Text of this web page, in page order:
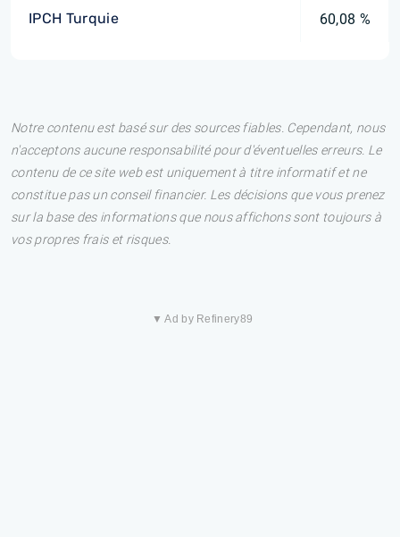
IPCH Turquie 60,08 %
Notre contenu est basé sur des sources fiables. Cependant, nous
n'acceptons aucune responsabilité pour d'éventuelles erreurs. Le
contenu de ce site web est uniquement à titre informatif et ne
constitue pas un conseil financier. Les décisions que vous prenez
sur la base des informations que nous affichons sont toujours à
vos propres frais et risques.
▼ Ad by Refinery89